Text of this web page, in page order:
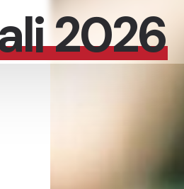
2026